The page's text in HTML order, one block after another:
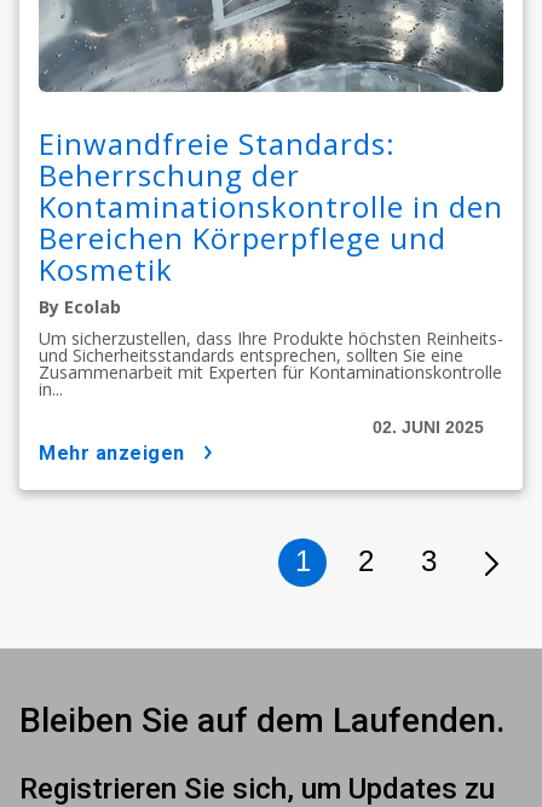
Einwandfreie Standards:
Beherrschung der
Kontaminationskontrolle in den
Bereichen Körperpflege und
Kosmetik
By Ecolab
Um sicherzustellen, dass Ihre Produkte höchsten Reinheits-
und Sicherheitsstandards entsprechen, sollten Sie eine
Zusammenarbeit mit Experten für Kontaminationskontrolle
in...
02. JUNI 2025
mehr anzeigen
1 2 3
Bleiben Sie auf dem Laufenden.
Registrieren Sie sich, um Updates zu